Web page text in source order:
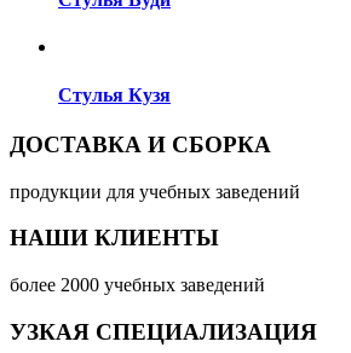
Стулья Кузя
ДОСТАВКА И СБОРКА
продукции для учебных заведений
НАШИ КЛИЕНТЫ
более 2000 учебных заведений
УЗКАЯ СПЕЦИАЛИЗАЦИЯ